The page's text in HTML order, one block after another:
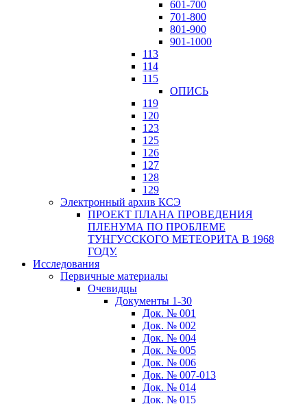
601-700
701-800
801-900
901-1000
113
114
115
ОПИСЬ
119
120
123
125
126
127
128
129
Электронный архив КСЭ
ПРОЕКТ ПЛАНА ПРОВЕДЕНИЯ
ПЛЕНУМА ПО ПРОБЛЕМЕ
ТУНГУССКОГО МЕТЕОРИТА В 1968
ГОДУ.
Исследования
Первичные материалы
Очевидцы
Документы 1-30
Док. № 001
Док. № 002
Док. № 004
Док. № 005
Док. № 006
Док. № 007-013
Док. № 014
Док. № 015